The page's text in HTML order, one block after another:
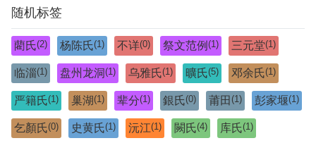
随机标签
藺氏(2) 杨陈氏(1) 不详(0) 祭文范例 (1) 三元堂(1)
临淄(1) 盘州龙洞(1) 乌雅氏(1) 曠氏(5) 邓余氏(1)
严籍氏(1) 巢湖(1) 辈分(1) 銀氏(0) 莆田 (1) 彭家堰(1)
乞顏氏(0) 史黄氏(1) 沅江(1) 闕氏(4) 库氏(1)